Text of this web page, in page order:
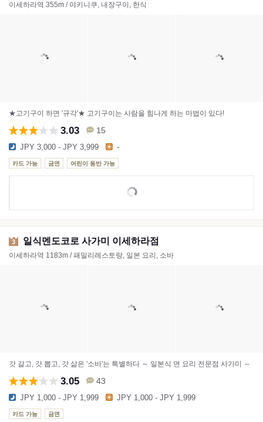
이세하라역 355m / 야키니쿠, 내장구이, 한식
★고기구이 하면 '규각'★ 고기구이는 사람을 힘나게 하는 마법이 있다!
3.03 15
JPY 3,000 - JPY 3,999 -
카드 가능 금연 어린이 동반 가능
3 일식멘도코로 사가미 이세하라점
이세하라역 1183m / 패밀리레스토랑, 일본 요리, 소바
갓 갈고, 갓 뽑고, 갓 삶은 '소바'는 특별하다 ～ 일본식 면 요리 전문점 사가미 ～
3.05 43
JPY 1,000 - JPY 1,999 JPY 1,000 - JPY 1,999
카드 가능 금연